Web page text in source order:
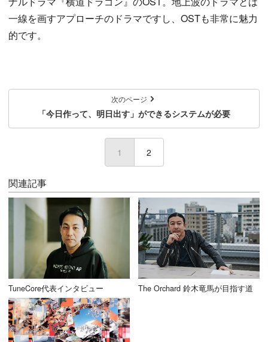
一線を画すアプローチのドラマですし、OSTも非常に魅力
的です。
次のページ
「今日作って、明日出す」ができるシステムが必要
1 (current)
2
関連記事
TuneCore代表インタビュー The Orchard 鈴木竜馬が目指す道